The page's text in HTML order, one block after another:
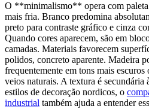
O **minimalismo** opera com paleta
mais fria. Branco predomina
preto para contraste gráfico e cinza
Quando cores aparecem, são em
camadas. Materiais favorecem
polidos, concreto aparente. Madeira
frequentemente em tons mais
veios naturais. A textura é secundária
estilos de decoração nordicos, o
industrial também ajuda a entender